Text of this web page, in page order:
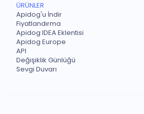
ÜRÜNLER
Apidog'u İndir
Fiyatlandırma
Apidog IDEA Eklentisi
Apidog Europe
API
Değişiklik Günlüğü
Sevgi Duvarı